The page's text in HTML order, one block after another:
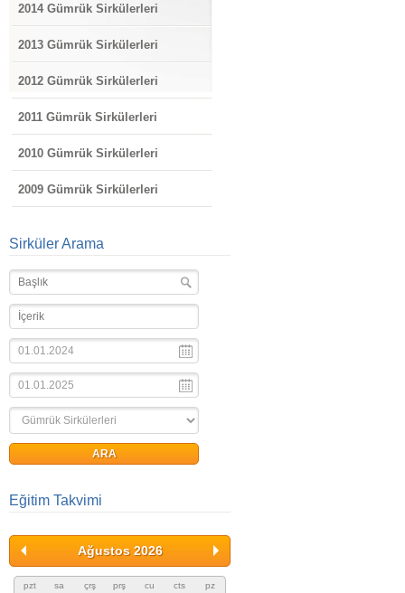
2014 Gümrük Sirkülerleri
2013 Gümrük Sirkülerleri
2012 Gümrük Sirkülerleri
2011 Gümrük Sirkülerleri
2010 Gümrük Sirkülerleri
2009 Gümrük Sirkülerleri
Sirküler Arama
Eğitim Takvimi
Ağustos 2026
pzt sa çrş prş cu cts pz